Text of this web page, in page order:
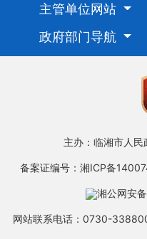
主管单位网站
政府部门导航
主办：临湘市人民
备案证编号：湘ICP备
湘公网安
网站联系电话：0730-